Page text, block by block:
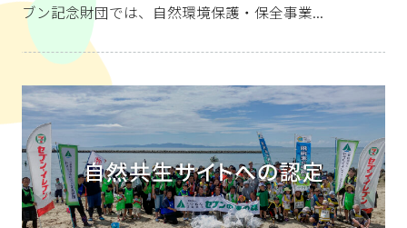
ブン記念財団では、自然環境保護・保全事業...